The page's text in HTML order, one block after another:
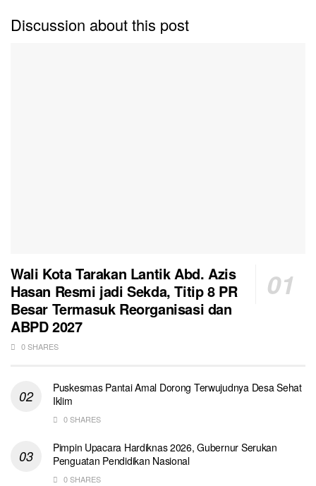
Discussion about this post
Wali Kota Tarakan Lantik Abd. Azis
Hasan Resmi jadi Sekda, Titip 8 PR
Besar Termasuk Reorganisasi dan
ABPD 2027
0 SHARES
Puskesmas Pantai Amal Dorong Terwujudnya Desa Sehat
Iklim
0 SHARES
Pimpin Upacara Hardiknas 2026, Gubernur Serukan
Penguatan Pendidikan Nasional
0 SHARES